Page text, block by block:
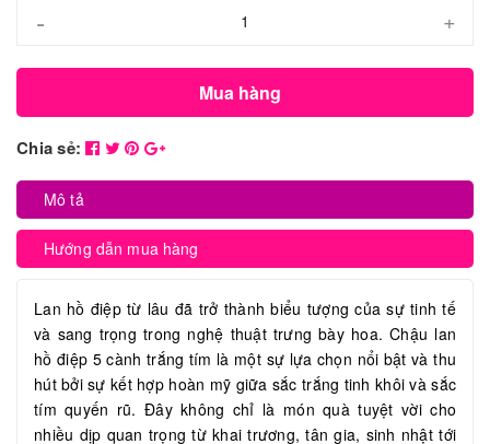
- +
Mua hàng
Chia sẻ:
Mô tả
Hướng dẫn mua hàng
Lan hồ điệp từ lâu đã trở thành biểu tượng của sự tinh tế
và sang trọng trong nghệ thuật trưng bày hoa. Chậu lan
hồ điệp 5 cành trắng tím là một sự lựa chọn nổi bật và thu
hút bởi sự kết hợp hoàn mỹ giữa sắc trắng tinh khôi và sắc
tím quyến rũ. Đây không chỉ là món quà tuyệt vời cho
nhiều dịp quan trọng từ khai trương, tân gia, sinh nhật tới